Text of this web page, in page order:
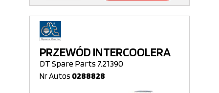
PRZEWÓD INTERCOOLERA
DT Spare Parts 7.21390
Nr Autos 0288828